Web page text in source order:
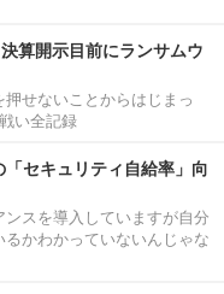
算開示目前にランサムウ
せないことからはじまっ
い全記録
セキュリティ自給率」向
スを導入していますが自分
かわかっていないんじゃな